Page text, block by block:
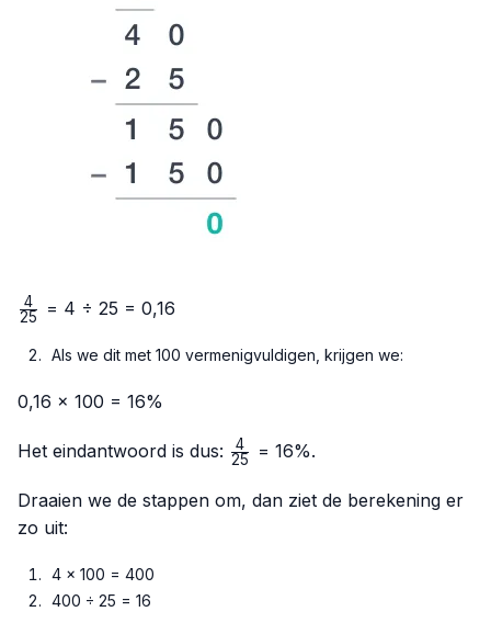
\frac{4}
25
4 = 4 ÷ 25 = 0,16
Als we dit met 100 vermenigvuldigen, krijgen we:
0,16 × 100 = 16%
Het eindantwoord is dus: \frac{4}
25
4 = 16%.
Draaien we de stappen om, dan ziet de berekening er
zo uit:
4 × 100 = 400
400 ÷ 25 = 16